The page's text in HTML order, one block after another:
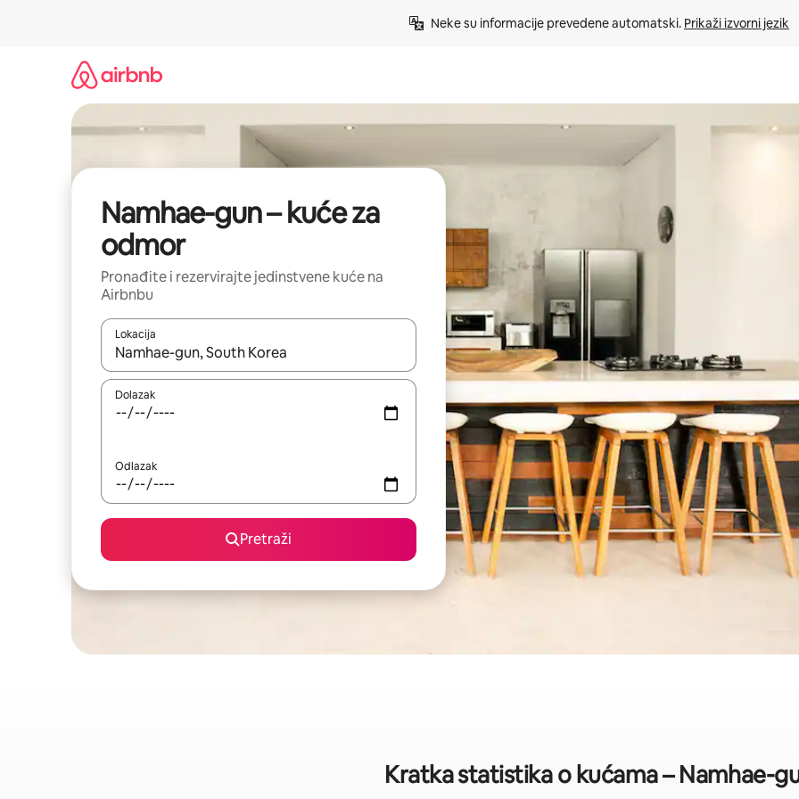
Neke su informacije prevedene automatski. Prikaži izvorni jezik
Namhae-gun – kuće za
odmor
Pronađite i rezervirajte jedinstvene kuće na
Airbnbu
Lokacija
Kada budu dostupni rezultati, moći ćete ih pregledati koristeći se strelicama prema gore i prema dolje, kao i dodirom
Dolazak
Odlazak
Pretraži
Kratka statistika o kućama – Namhae-